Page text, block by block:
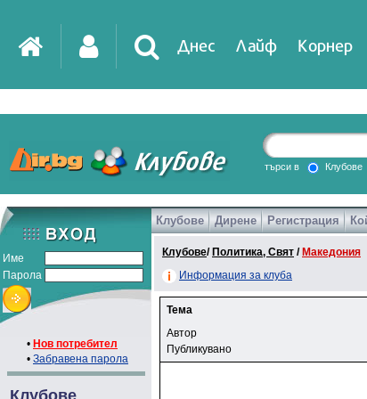
Днес Лайф Корнер
търси в Клубове
Име
Парола
• Нов потребител
• Забравена парола
Клубове
Клубове Дирене Регистрация
Клубове/ Политика, Свят / Македония
Информация за клуба
Тема
Автор
Публикувано